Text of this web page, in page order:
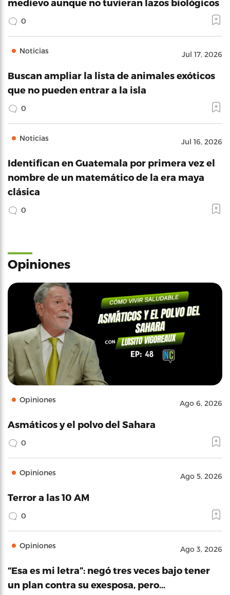
medievo aunque no tuvieran lazos biológicos
0
Noticias Jul 17, 2026
Buscan ampliar la lista de animales exóticos
que no pueden entrar a la isla
0
Noticias Jul 16, 2026
Identifican en Guatemala por primera vez el
nombre de un matemático de la era maya
clásica
0
Opiniones
Opiniones Ago 6, 2026
Asmáticos y el polvo del Sahara
0
Opiniones Ago 5, 2026
Terror a las 10 AM
0
Opiniones Ago 3, 2026
“Esa es mi letra”: negó tres veces bajo tener
un plan contra su exesposa, pero…